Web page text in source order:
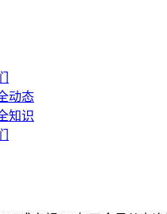
动态
知识